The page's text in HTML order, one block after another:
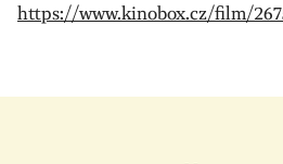
https://www.kinobox.cz/film/